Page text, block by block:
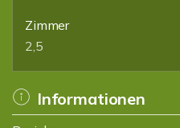
Zimmer
2,5
Informationen